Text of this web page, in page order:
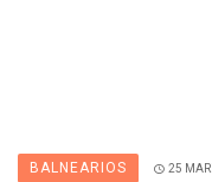
BALNEARIOS 25